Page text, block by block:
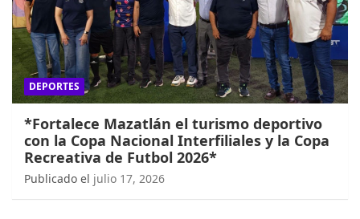
DEPORTES
*Fortalece Mazatlán el turismo deportivo
con la Copa Nacional Interfiliales y la Copa
Recreativa de Futbol 2026*
Publicado el julio 17, 2026